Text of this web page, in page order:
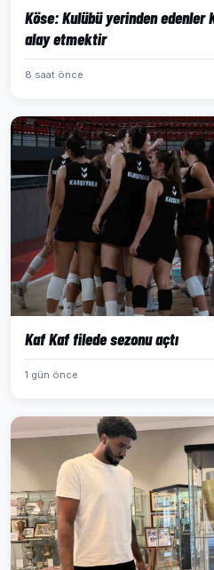
Köse: Kulübü yerinden edenler
alay etmektir
8 saat önce
Kaf Kaf filede sezonu açtı
1 gün önce